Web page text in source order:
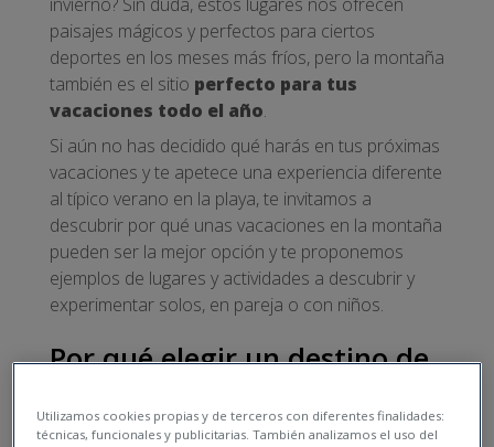
paisajes mágicos y perfectos para ciertos
deportes en los meses más fríos, pero la montaña
también es el sitio perfecto para tus
vacaciones todo el año.
Si aún no has decidido qué harás en tus próximas
vacaciones y te apetece una experiencia diferente
al típico verano en la playa, te invitamos a
descubrir por qué unas vacaciones en la montaña
pueden ser la mejor opción y te proponemos
ejemplos de lugares y actividades a descubrir y
experimentar solos, en pareja o con niños.
Por qué elegir un destino de
vacaciones
Utilizamos cookies propias y de terceros con diferentes finalidades:
técnicas, funcionales y publicitarias. También analizamos el uso del